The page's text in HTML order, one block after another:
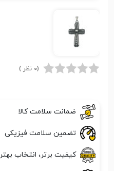
(0 نظر )
ضمانت سلامت کالا
تضمین سلامت فیزیکی
کیفیت برتر، انتخاب بهتر